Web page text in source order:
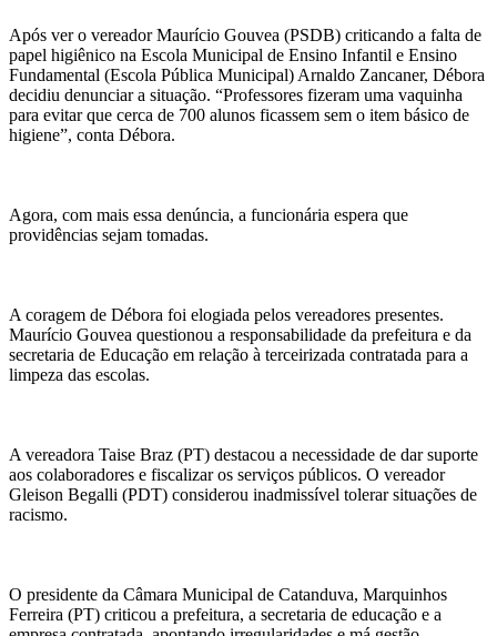
Após ver o vereador Maurício Gouvea (PSDB) criticando a falta de
papel higiênico na Escola Municipal de Ensino Infantil e Ensino
Fundamental (Escola Pública Municipal) Arnaldo Zancaner, Débora
decidiu denunciar a situação. “Professores fizeram uma vaquinha
para evitar que cerca de 700 alunos ficassem sem o item básico de
higiene”, conta Débora.
Agora, com mais essa denúncia, a funcionária espera que
providências sejam tomadas.
A coragem de Débora foi elogiada pelos vereadores presentes.
Maurício Gouvea questionou a responsabilidade da prefeitura e da
secretaria de Educação em relação à terceirizada contratada para a
limpeza das escolas.
A vereadora Taise Braz (PT) destacou a necessidade de dar suporte
aos colaboradores e fiscalizar os serviços públicos. O vereador
Gleison Begalli (PDT) considerou inadmissível tolerar situações de
racismo.
O presidente da Câmara Municipal de Catanduva, Marquinhos
Ferreira (PT) criticou a prefeitura, a secretaria de educação e a